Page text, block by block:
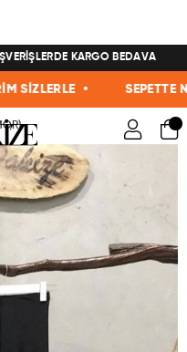
KARGO BEDAVA
• SEPETTE